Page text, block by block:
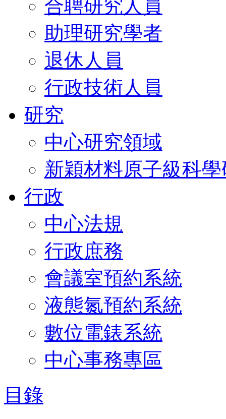
合聘研究人員
助理研究學者
退休人員
行政技術人員
研究
中心研究領域
新穎材料原子級科
行政
中心法規
行政庶務
會議室預約系統
液態氮預約系統
數位電錶系統
中心事務專區
目錄